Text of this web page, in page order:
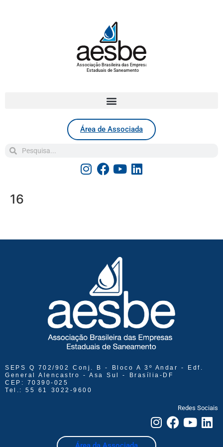
Associação Brasileira das Empresas
Estaduais de Saneamento
Área de Associada
16
SEPS Q 702/902 Conj. B - Bloco A 3º Andar - Edf.
General Alencastro - Asa Sul - Brasília-DF
CEP: 70390-025
Tel.: 55 61 3022-9600
Redes Sociais